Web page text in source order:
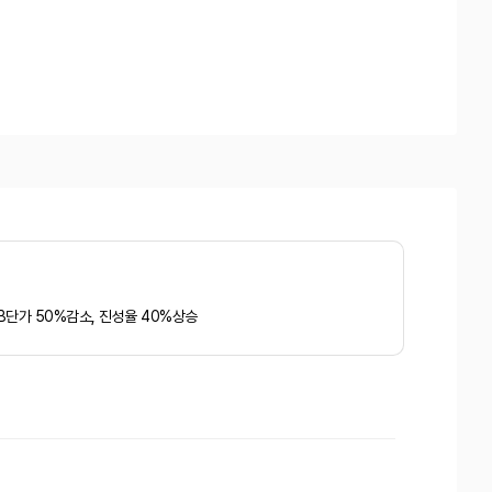
단가 50%감소, 진성율 40%상승